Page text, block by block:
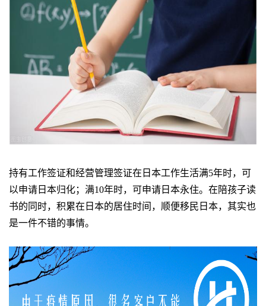
持有工作签证和经营管理签证在日本工作生活满5年时，可
以申请日本归化；满10年时，可申请日本永住。在陪孩子读
书的同时，积累在日本的居住时间，顺便移民日本，其实也
是一件不错的事情。